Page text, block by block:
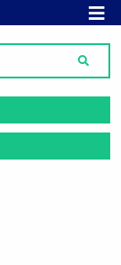
MENÜ